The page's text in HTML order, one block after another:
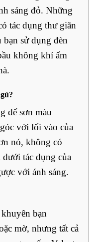
sáng đỏ. Những
tác dụng thư giãn
bạn sử dụng đèn
không khí ấm
để sơn màu
với lối vào của
nó, không có
tác dụng của
với ánh sáng.
bạn
mờ, nhưng tất cả